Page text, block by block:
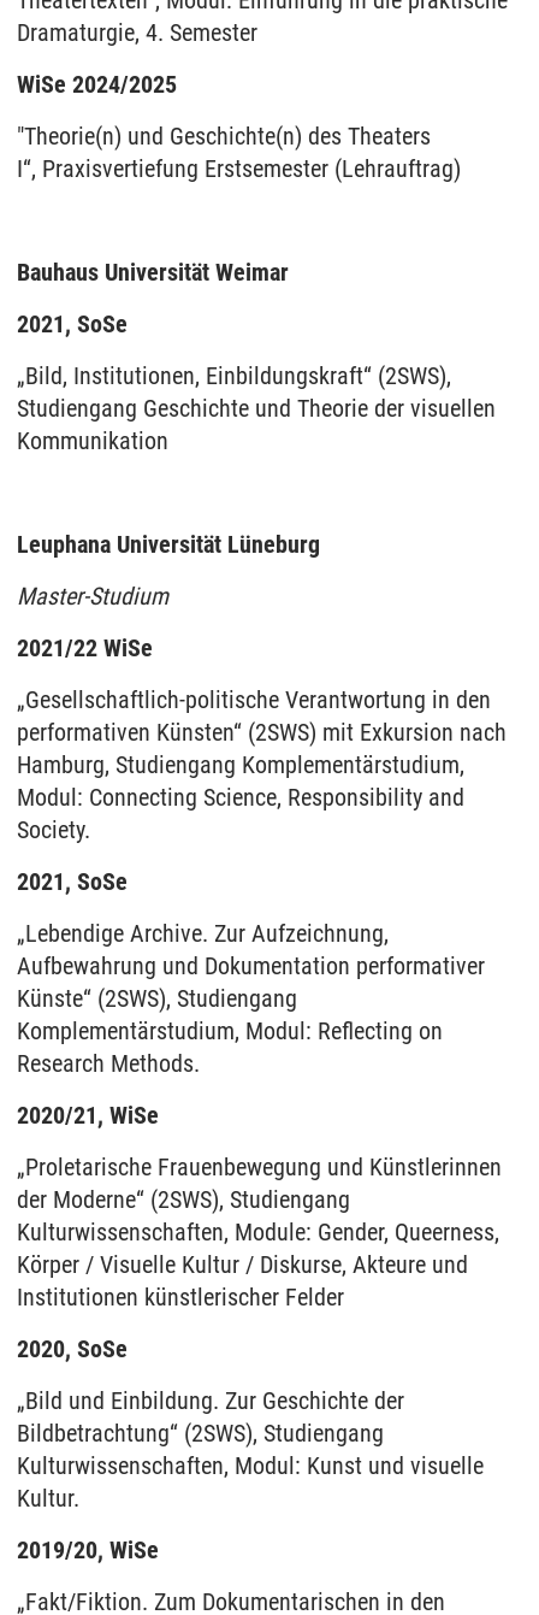
Dramaturgie, 4. Semester
WiSe 2024/2025
"Theorie(n) und Geschichte(n) des Theaters
I“, Praxisvertiefung Erstsemester (Lehrauftrag)
Bauhaus Universität Weimar
2021, SoSe
„Bild, Institutionen, Einbildungskraft“ (2SWS),
Studiengang Geschichte und Theorie der visuellen
Kommunikation
Leuphana Universität Lüneburg
Master-Studium
2021/22 WiSe
„Gesellschaftlich-politische Verantwortung in den
performativen Künsten“ (2SWS) mit Exkursion nach
Hamburg, Studiengang Komplementärstudium,
Modul: Connecting Science, Responsibility and
Society.
2021, SoSe
„Lebendige Archive. Zur Aufzeichnung,
Aufbewahrung und Dokumentation performativer
Künste“ (2SWS), Studiengang
Komplementärstudium, Modul: Reflecting on
Research Methods.
2020/21, WiSe
„Proletarische Frauenbewegung und Künstlerinnen
der Moderne“ (2SWS), Studiengang
Kulturwissenschaften, Module: Gender, Queerness,
Körper / Visuelle Kultur / Diskurse, Akteure und
Institutionen künstlerischer Felder
2020, SoSe
„Bild und Einbildung. Zur Geschichte der
Bildbetrachtung“ (2SWS), Studiengang
Kulturwissenschaften, Modul: Kunst und visuelle
Kultur.
2019/20, WiSe
„Fakt/Fiktion. Zum Dokumentarischen in den